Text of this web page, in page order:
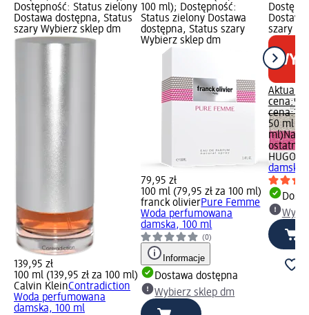
Dostępność: Status zielony
Dostawa dostępna, Status
szary Wybierz sklep dm
139,95 zł
100 ml (139,95 zł za 100 ml)
Calvin KleinContradiction
Woda perfumowana
damska, 100 ml
100 ml); Dostępność:
Status zielony Dostawa
dostępna, Status szary
Wybierz sklep dm
79,95 zł
100 ml (79,95 zł za 100 ml)
franck olivierPure Femme
Woda perfumowana
damska, 100 ml
(0)
Informacje
Dostawa dostępna
Wybierz sklep dm
szary
Aktualna
cena:
cena:
50 ml
ml)
HUGO
damski